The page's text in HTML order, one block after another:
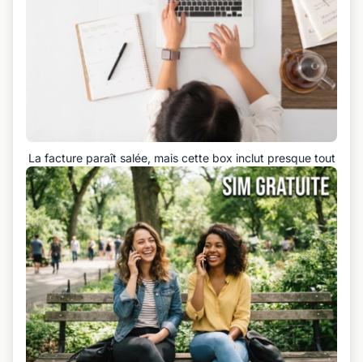
La facture paraît salée, mais cette box inclut presque tout